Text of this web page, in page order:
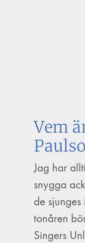
Vem
Jag har
snygga
de
tonåren
Singers